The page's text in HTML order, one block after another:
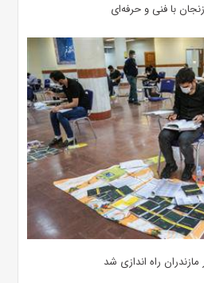
با فنی و حرفه‌ای
مازندران راه اندازی شد